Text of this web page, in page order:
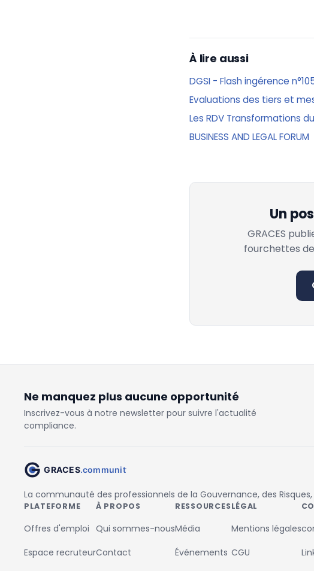
À lire aussi
DGSI - Flash ingérence
Evaluations des tiers et
Les RDV Transformations
BUSINESS AND LEGAL FORUM
Un
GRACES
fourchettes
Ne manquez plus aucune opportunité
Inscrivez-vous à notre newsletter pour suivre l'actualité
compliance.
La communauté des professionnels de la Gouvernance, des
PLATEFORME
Offres d'emploi
Espace recruteur
À PROPOS
Qui sommes-nous
Contact
RESSOURCES
Média
Événements
LÉGAL
Mentions légales
CGU